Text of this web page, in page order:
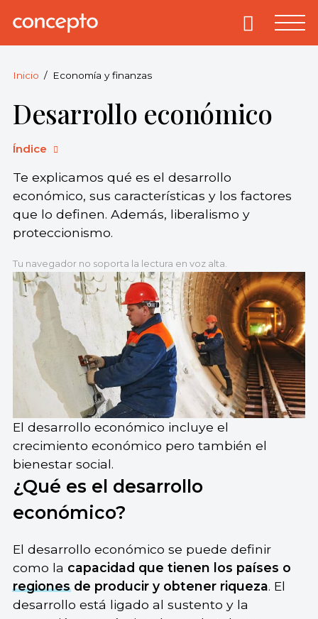
Concepto.
derechos
reservados.
Primary
Inicio Economía y finanzas
Desarrollo económico
Índice
Te explicamos qué es el desarrollo
económico, sus características y los factores
que lo definen. Además, liberalismo y
proteccionismo.
Tu navegador no soporta la lectura en voz alta.
El desarrollo económico incluye el
crecimiento económico pero también el
bienestar social.
¿Qué es el desarrollo
económico?
El desarrollo económico se puede definir
como la capacidad que tienen los países o
regionesde producir y obtener riqueza. El
desarrollo está ligado al sustento y la